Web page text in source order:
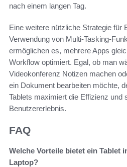
nach einem langen Tag.
Eine weitere nützliche Strategie für
Verwendung von Multi-Tasking-
ermöglichen es, mehrere Apps
Workflow optimiert. Egal, ob man
Videokonferenz Notizen machen
ein Dokument bearbeiten möchte,
Tablets maximiert die Effizienz und
Benutzererlebnis.
FAQ
Welche Vorteile bietet ein Tablet
Laptop?